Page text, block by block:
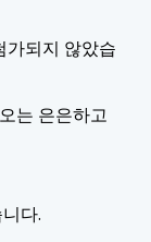
가되지 않았습
는 은은하고
다.